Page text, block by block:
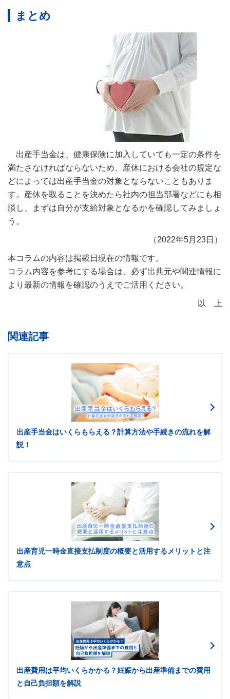
まとめ
出産手当金は、健康保険に加入していても一定の条件を
満たさなければならないため、産休における会社の規定な
どによっては出産手当金の対象とならないこともありま
す。産休を取ることを決めたら社内の担当部署などにも相
談し、まずは自分が支給対象となるかを確認してみましょ
う。
（2022年5月23日）
本コラムの内容は掲載日現在の情報です。
コラム内容を参考にする場合は、必ず出典元や関連情報に
より最新の情報を確認のうえでご活用ください。
以 上
関連記事
出産手当金はいくらもらえる？計算方法や手続きの流れを解
説！
出産育児一時金直接支払制度の概要と活用するメリットと注
意点
出産費用は平均いくらかかる？妊娠から出産準備までの費用
と自己負担額を解説